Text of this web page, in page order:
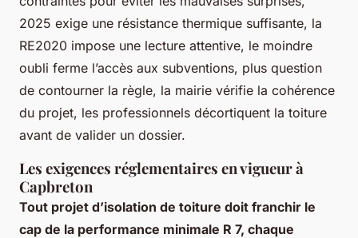
2025 exige une résistance thermique suffisante, la
RE2020 impose une lecture attentive, le moindre
oubli ferme l’accès aux subventions, plus question
de contourner la règle, la mairie vérifie la cohérence
du projet, les professionnels décortiquent la toiture
avant de valider un dossier.
Les exigences réglementaires en vigueur à
Capbreton
Tout projet d’isolation de toiture doit franchir le
cap de la performance minimale R 7, chaque